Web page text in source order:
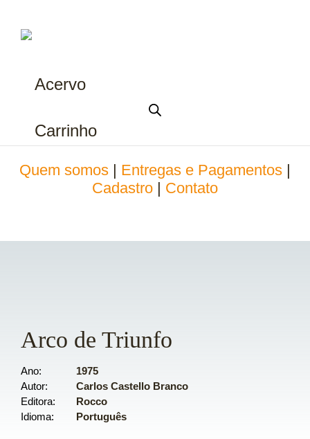
Acervo
Carrinho
Quem somos Entregas e Pagamentos
Cadastro
Contato
Arco de Triunfo
Ano
1975
Autor
Carlos Castello Branco
Editora
Rocco
Idioma
Português